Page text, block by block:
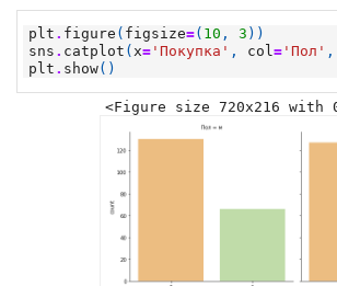
plt . figure ( figsize=( 10 , 3 ))
sns . catplot (x= 'Покупка' , col= 'Пол' ,
plt . show()
<Figure size 720x216 with